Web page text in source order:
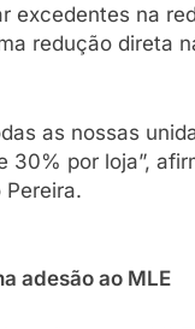
excedentes na
redução direta
as nossas
30% por loja”,
adesão ao MLE